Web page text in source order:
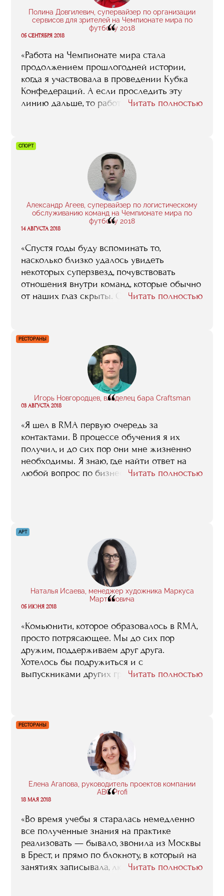
Полина Довгилевич, супервайзер по организации
сервисов для зрителей на Чемпионате мира по
футболу 2018
“
05 СЕНТЯБРЯ 2018
«Работа на Чемпионате мира стала
продолжением прошлогодней истории,
когда я участвовала в проведении Кубка
Конфедераций. А если проследить эту
линию дальше, то работа на Кубке
обучения. И теперь, основываясь на
собственном опыте, могу сказать:
стажировки в RMA — это здорово, это —
просто супер! Это прекрасная возможность
погрузиться в довольно закрытый мир
спортивного менеджмента, найти в этой
среде полезные связи, зарекомендовать
добиться, ни в коем случае не стоит
такими шансами пренебрегать».
Читать полностью
СПОРТ
Александр Агеев, супервайзер по логистическому
обслуживанию команд на Чемпионате мира по
футболу 2018
“
14 АВГУСТА 2018
«Спустя годы буду вспоминать то,
насколько близко удалось увидеть
некоторых суперзвезд, почувствовать
отношения внутри команд, которые обычно
от наших глаз скрыты. Общую атмосферу,
скоро повторится — на нашем веку, во
всяком случае, мы такое вряд ли еще раз
увидим. Так что за то, что я к этому
событию оказался причастен, что тоже кое-
что смог сделать для того, чтобы оно
прошло успешно, RMA от меня — большое
Читать полностью
РЕСТОРАНЫ
Игорь Новгородцев, владелец бара Craftsman
“
03 АВГУСТА 2018
«Я шел в RMA первую очередь за
контактами. В процессе обучения я их
получил, и до сих пор они мне жизненно
необходимы. Я знаю, где найти ответ на
любой вопрос по бизнесу. Елена Белоусова
изменения. Лекции по экономике Анны
Куджиашвили были информативными.
Вообще лекции были в основном
практические, на которых нам подробно
рассказывали и показывали, как добиться
нужно результата».
Читать полностью
АРТ
Наталья Исаева, менеджер художника Маркуса
Мартиновича
“
05 ИЮНЯ 2018
«Комьюнити, которое образовалось в RMA,
просто потрясающее. Мы до сих пор
дружим, поддерживаем друг друга.
Хотелось бы подружиться и с
выпускниками других групп. Факультет
можем свернуть горы, мы способны делать
гигантские сложнейшие проекты и создать
свой мир искусства».
Читать полностью
РЕСТОРАНЫ
Елена Агапова, руководитель проектов компании
ABC Profi
“
18 МАЯ 2018
«Во время учебы я старалась немедленно
все полученные знания на практике
реализовать — бывало, звонила из Москвы
в Брест, и прямо по блокноту, в который на
занятиях записывала, людям там, на месте,
Читать полностью